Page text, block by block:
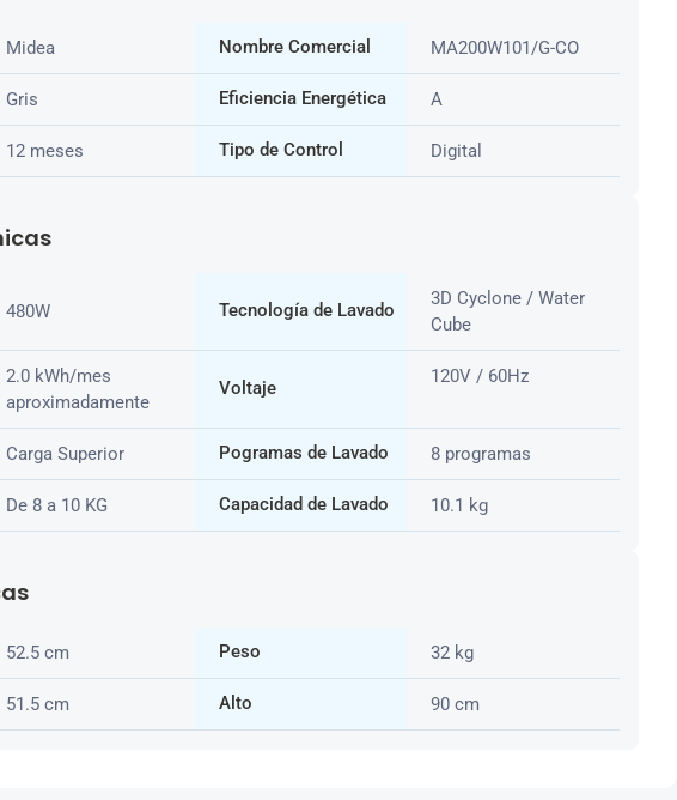
Midea Nombre Comercial MA200W101/G-CO
Gris Eficiencia Energética A
12 meses Tipo de Control Digital
480W Tecnología de Lavado
3D Cyclone / Water
Cube
2.0 kWh/mes
aproximadamente
Voltaje
120V / 60Hz
Carga Superior Pogramas de Lavado 8 programas
De 8 a 10 KG Capacidad de Lavado 10.1 kg
52.5 cm Peso 32 kg
51.5 cm Alto 90 cm